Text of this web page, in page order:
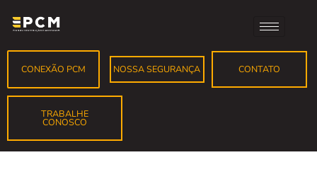
CONEXÃO PCM NOSSA SEGURANÇA CONTATO
TRABALHE
CONOSCO